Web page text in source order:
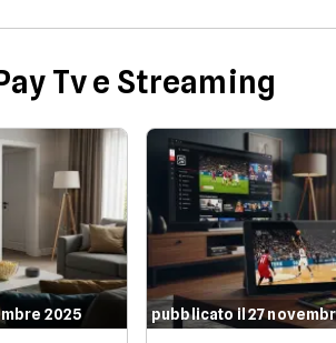
convenienti e
tue esigenze di
intrattenimento.
Tv e Streaming
2025 pubblicato il 27